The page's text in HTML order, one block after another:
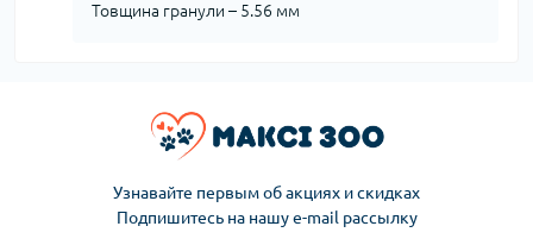
Товщина гранули – 5.56 мм
Узнавайте первым об акциях и скидках
Подпишитесь на нашу e-mail рассылку